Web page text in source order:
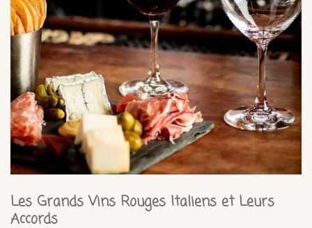
Les Grands Vins Rouges Italiens et Leurs
Accords